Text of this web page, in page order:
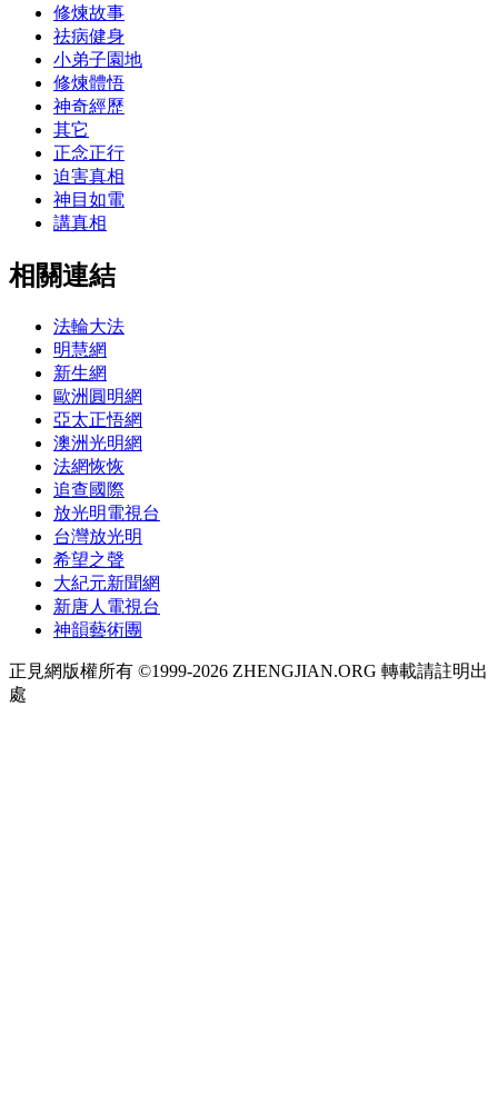
修煉故事
祛病健身
小弟子園地
修煉體悟
神奇經歷
其它
正念正行
迫害真相
神目如電
講真相
相關連結
法輪大法
明慧網
新生網
歐洲圓明網
亞太正悟網
澳洲光明網
法網恢恢
追查國際
放光明電視台
台灣放光明
希望之聲
大紀元新聞網
新唐人電視台
神韻藝術團
正見網版權所有 ©1999-2026 ZHENGJIAN.ORG 轉載請註明出
處